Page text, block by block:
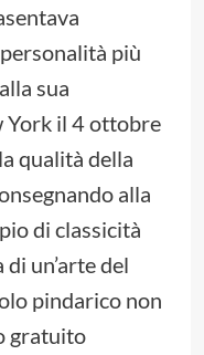
più
sua
York il 4 ottobre
qualità della
alla
di classicità
un’arte del
pindarico non
gratuito